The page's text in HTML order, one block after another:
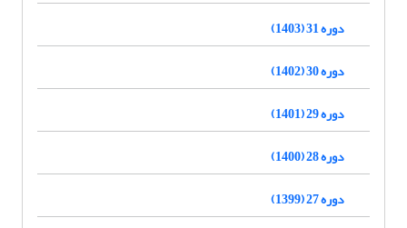
دوره 31 (1403)
دوره 30 (1402)
دوره 29 (1401)
دوره 28 (1400)
دوره 27 (1399)